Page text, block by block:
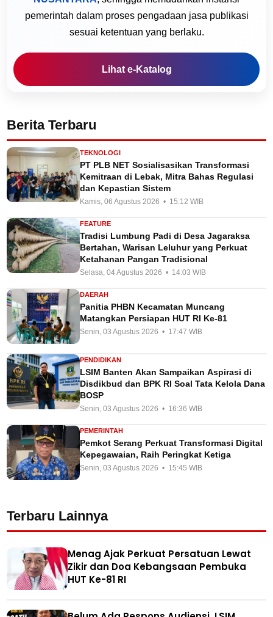
pemerintah dalam proses pengadaan jasa publikasi
sesuai ketentuan yang berlaku.
Lihat e-Katalog
Berita Terbaru
TEKNOLOGI
PT PLB NET Sosialisasikan Transformasi
Kemitraan di Lebak, Mitra Bahas Regulasi
dan Kepastian Sistem
Kamis, 06 Agustus 2026 • 15:12 WIB
FEATURE
Tradisi Lumbung Padi di Desa Jagaraksa
Bertahan, Warisan Leluhur yang Perkuat
Ketahanan Pangan Tradisional
Selasa, 04 Agustus 2026 • 14:03 WIB
DAERAH
Panitia PHBN Kecamatan Muncang
Matangkan Persiapan HUT RI Ke-81
Senin, 03 Agustus 2026 • 17:47 WIB
PENDIDIKAN
LSIM Banten Akan Sampaikan Aspirasi di
Disdikbud dan BPK RI Soal Tata Kelola Dana
BOSP
Senin, 03 Agustus 2026 • 16:36 WIB
PEMERINTAH
Pemkot Serang Perkuat Transformasi Digital
Kepegawaian, Raih Peringkat Ketiga
Senin, 03 Agustus 2026 • 15:45 WIB
Terbaru Lainnya
Menag Ajak Perkuat Persatuan Lewat
Zikir dan Doa Kebangsaan Pembuka
HUT Ke-81 RI